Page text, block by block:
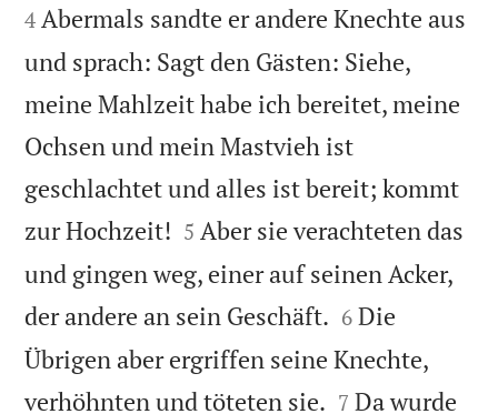
4 Abermals sandte er andere Knechte aus
und sprach: Sagt den Gästen: Siehe,
meine Mahlzeit habe ich bereitet, meine
Ochsen und mein Mastvieh ist
geschlachtet und alles ist bereit; kommt
zur Hochzeit! 

5 Aber sie verachteten das
und gingen weg, einer auf seinen Acker,
der andere an sein Geschäft. 

6 Die
Übrigen aber ergriffen seine Knechte,
verhöhnten und töteten sie. 

7 Da wurde